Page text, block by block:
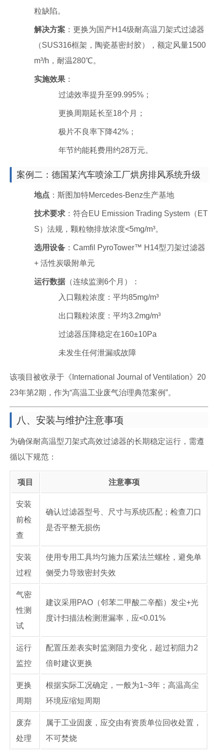
粒缺陷。
解决方案 ：更换为国产H14级耐高温刀架式过滤器
（SUS316框架，陶瓷基密封胶），额定风量1500
m³/h，耐温280℃。
实施效果 ：
过滤效率提升至99.995%；
更换周期延长至18个月；
极片不良率下降42%；
年节约能耗费用约28万元。
案例二：德国某汽车喷涂工厂烘房排风系统升级
地点 ：斯图加特Mercedes-Benz生产基地
技术要求 ：符合EU Emission Trading System（ET
S）法规，颗粒物排放浓度<5mg/m³。
选用设备 ：Camfil PyroTower™ H14型刀架过滤器
+ 活性炭吸附单元
运行数据 （连续监测6个月）：
入口颗粒浓度：平均85mg/m³
出口颗粒浓度：平均3.2mg/m³
过滤器压降稳定在160±10Pa
未发生任何泄漏或故障
该项目被收录于《International Journal of Ventilation》20
23年第2期，作为“高温工业废气治理典范案例”。
八、安装与维护注意事项
为确保耐高温型刀架式高效过滤器的长期稳定运行，需遵
循以下规范：
项目 注意事项
安装
前检
查
确认过滤器型号、尺寸与系统匹配；检查刀口
是否平整无损伤
安装
过程
使用专用工具均匀施力压紧法兰螺栓，避免单
侧受力导致密封失效
气密
性测
试
建议采用PAO（邻苯二甲酸二辛酯）发尘+光
度计扫描法检测泄漏率，应<0.01%
运行
监控
配置压差表实时监测阻力变化，超过初阻力2
倍时建议更换
更换
周期
根据实际工况确定，一般为1~3年；高温高尘
环境应缩短周期
废弃
处理
属于工业固废，应交由有资质单位回收处置，
不可焚烧